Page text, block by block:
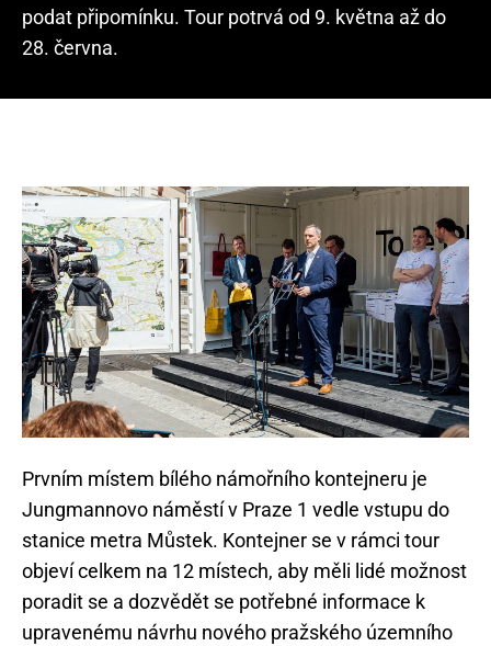
podat připomínku. Tour potrvá od 9. května až do
28. června.
Prvním místem bílého námořního kontejneru je
Jungmannovo náměstí v Praze 1 vedle vstupu do
stanice metra Můstek. Kontejner se v rámci tour
objeví celkem na 12 místech, aby měli lidé možnost
poradit se a dozvědět se potřebné informace k
upravenému návrhu nového pražského územního